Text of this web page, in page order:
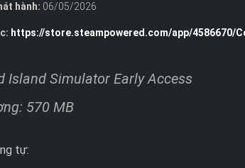
hành: 06/05/2026
https://store.steampowered.com/app/4586670/
Island Simulator Early Access
570 MB
tự: